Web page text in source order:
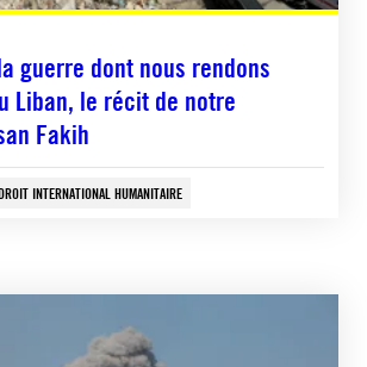
guerre dont nous rendons
Liban, le récit de notre
Fakih
INTERNATIONAL HUMANITAIRE